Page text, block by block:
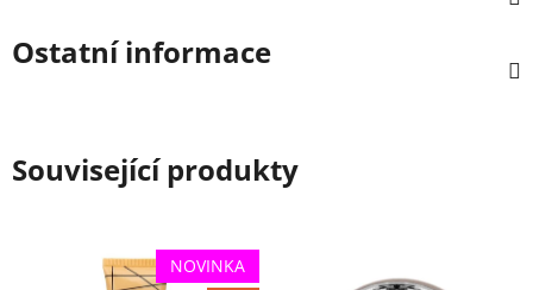
Ostatní informace
Související produkty
NOVINKA